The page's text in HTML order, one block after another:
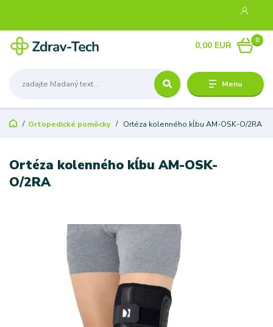
Menu
0
0,00 EUR
Ortopedické pomôcky Ortéza kolenného kĺbu AM-OSK-O/2RA
Ortéza kolenného kĺbu AM-OSK-
O/2RA